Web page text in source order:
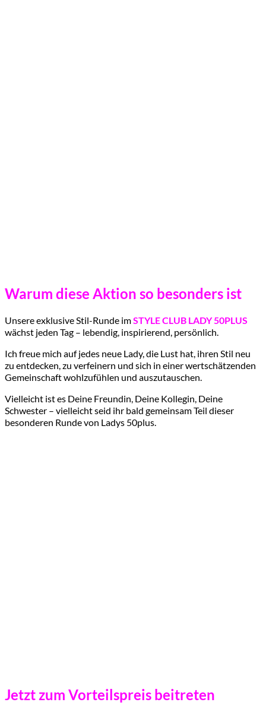
Warum diese Aktion so besonders ist
Unsere exklusive Stil-Runde imSTYLE CLUB LADY 50PLUS
wächst jeden Tag – lebendig, inspirierend, persönlich.
Ich freue mich auf jedes neue Lady, die Lust hat, ihren Stil neu
zu entdecken, zu verfeinern und sich in einer wertschätzenden
Gemeinschaft wohlzufühlen und auszutauschen.
Vielleicht ist es Deine Freundin, Deine Kollegin, Deine
Schwester – vielleicht seid ihr bald gemeinsam Teil dieser
besonderen Runde von Ladys 50plus.
Jetzt zum Vorteilspreis beitreten